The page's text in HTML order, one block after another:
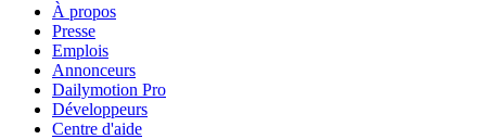
À propos
Presse
Emplois
Annonceurs
Dailymotion Pro
Développeurs
Centre d'aide